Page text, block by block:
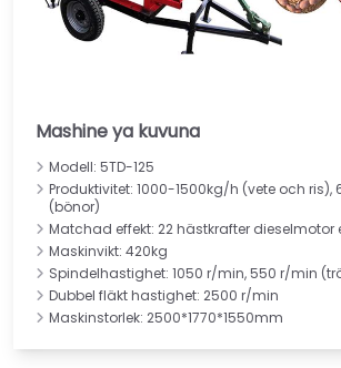
Mashine ya kuvuna
Modell: 5TD-125
Produktivitet: 1000-1500kg/h (vete och
(bönor)
Matchad effekt: 22 hästkrafter dieselmotor
Maskinvikt: 420kg
Spindelhastighet: 1050 r/min, 550 r/min
Dubbel fläkt hastighet: 2500 r/min
Maskinstorlek: 2500*1770*1550mm